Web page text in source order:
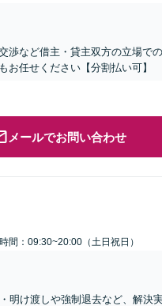
渉など借主・貸主双方の立場で
任せください【分割払い可】
メールでお問い合わせ
間：09:30~20:00（土日祝日）
明け渡しや強制退去など、解決